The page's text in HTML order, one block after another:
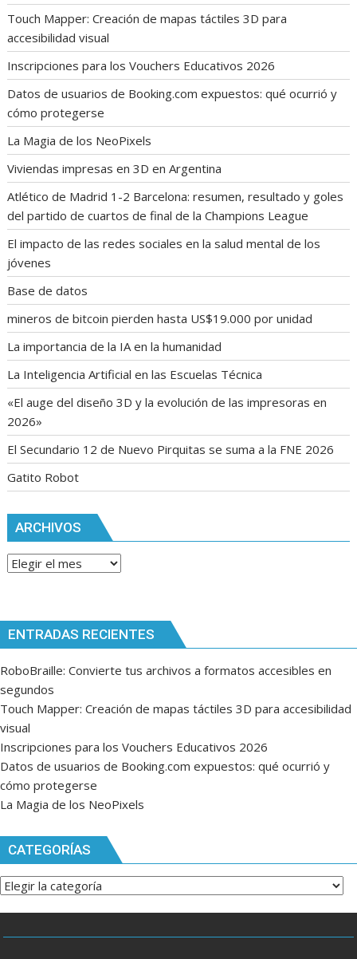
Touch Mapper: Creación de mapas táctiles 3D para
accesibilidad visual
Inscripciones para los Vouchers Educativos 2026
Datos de usuarios de Booking.com expuestos: qué ocurrió y
cómo protegerse
La Magia de los NeoPixels
Viviendas impresas en 3D en Argentina
Atlético de Madrid 1-2 Barcelona: resumen, resultado y goles
del partido de cuartos de final de la Champions League
El impacto de las redes sociales en la salud mental de los
jóvenes
Base de datos
mineros de bitcoin pierden hasta US$19.000 por unidad
La importancia de la IA en la humanidad
La Inteligencia Artificial en las Escuelas Técnica
«El auge del diseño 3D y la evolución de las impresoras en
2026»
El Secundario 12 de Nuevo Pirquitas se suma a la FNE 2026
Gatito Robot
ARCHIVOS
Archivos
ENTRADAS RECIENTES
RoboBraille: Convierte tus archivos a formatos accesibles en
segundos
Touch Mapper: Creación de mapas táctiles 3D para accesibilidad
visual
Inscripciones para los Vouchers Educativos 2026
Datos de usuarios de Booking.com expuestos: qué ocurrió y
cómo protegerse
La Magia de los NeoPixels
CATEGORÍAS
Categorías